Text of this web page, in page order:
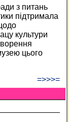
з питань
підтримала
культури
цього
=>>>=